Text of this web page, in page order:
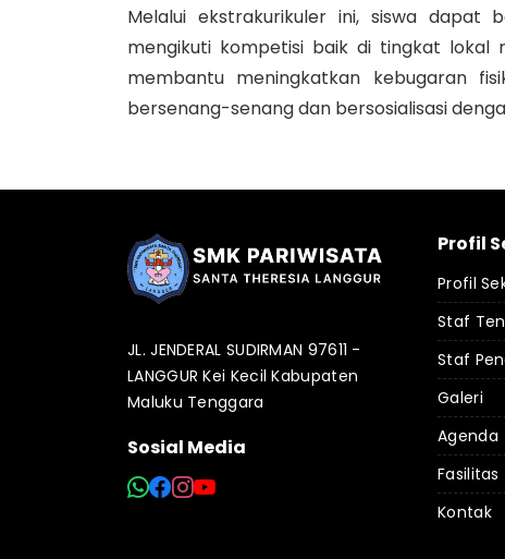
Melalui ekstrakurikuler ini, siswa dapat
mengikuti kompetisi baik di tingkat lokal
membantu meningkatkan kebugaran
bersenang-senang dan bersosialisasi
JL. JENDERAL SUDIRMAN 97611 -
LANGGUR Kei Kecil Kabupaten
Maluku Tenggara
Sosial Media
Profil
Profil
Staf
Staf
Galeri
Agenda
Fasilitas
Kontak